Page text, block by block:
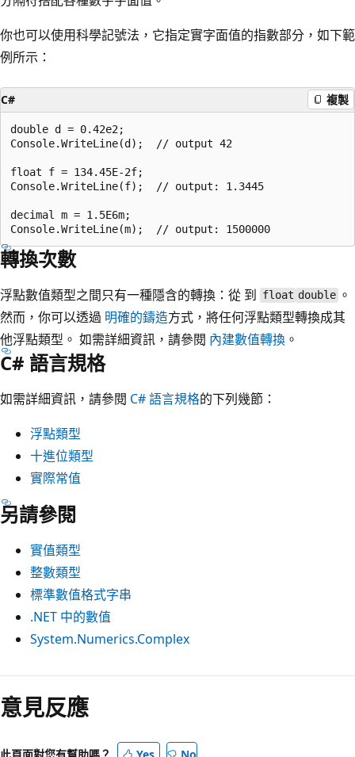
你也可以使用科學記號法，它指定實字面值的指數部分，如下範
例所示：
C# 複製
double d = 0.42e2;
Console.WriteLine(d);  // output 42
float f = 134.45E-2f;
Console.WriteLine(f);  // output: 1.3445
decimal m = 1.5E6m;
轉換次數
浮點數值類型之間只有一種隱含的轉換：從 到 float double 。
然而，你可以透過 明確的鑄造方式，將任何浮點類型轉換成其
他浮點類型。 如需詳細資訊，請參閱 內建數值轉換 。
C# 語言規格
如需詳細資訊，請參閱 C# 語言規格的下列幾節：
浮點類型
十進位類型
實際常值
另請參閱
實值類型
整數類型
標準數值格式字串
.NET 中的數值
System.Numerics.Complex
閱
讀
模
意見反應
此頁面對您有幫助嗎？